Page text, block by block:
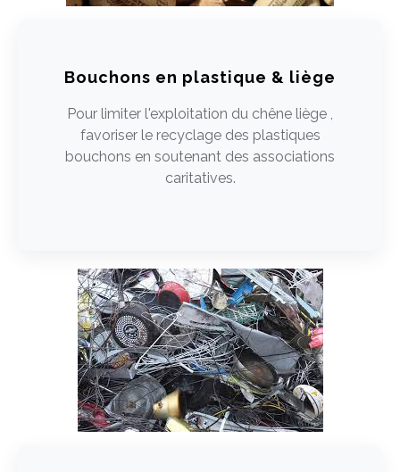
Bouchons en plastique & liège
Pour limiter l'exploitation du chêne liège ,
favoriser le recyclage des plastiques
bouchons en soutenant des associations
caritatives.